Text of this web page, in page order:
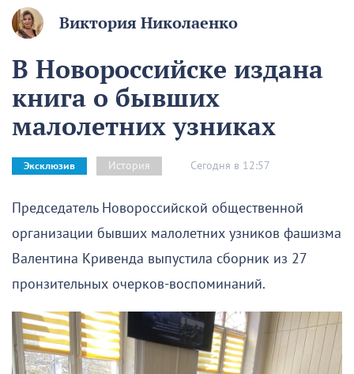
Виктория Николаенко
В Новороссийске издана
книга о бывших
малолетних узниках
Эксклюзив История Сегодня в 12:57
Председатель Новороссийской общественной
организации бывших малолетних узников фашизма
Валентина Кривенда выпустила сборник из 27
пронзительных очерков-воспоминаний.